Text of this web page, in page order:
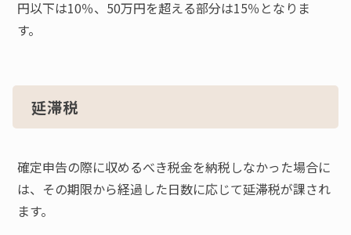
円以下は10％、50万円を超える部分は15％となりま
す。
延滞税
確定申告の際に収めるべき税金を納税しなかった場合に
は、その期限から経過した日数に応じて延滞税が課され
ます。